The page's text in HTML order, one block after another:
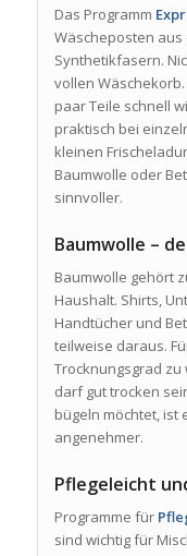
Das Programm
Wäscheposten
Synthetikfasern.
vollen
paar Teile schnell
praktisch bei
kleinen
Baumwolle oder
sinnvoller.
Baumwolle –
Baumwolle gehört
Haushalt. Shirts,
Handtücher und
teilweise daraus.
Trocknungsgrad
darf gut trocken
bügeln möchtet, ist
angenehmer.
Pflegeleicht
Programme für
sind wichtig für